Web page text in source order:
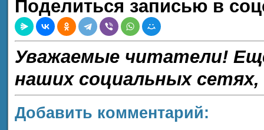
Поделиться записью в
Уважаемые читатели!
наших социальных
Добавить комментарий: